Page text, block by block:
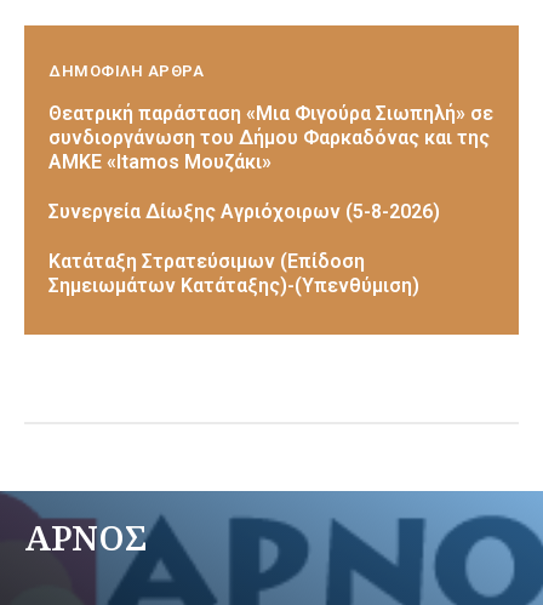
ΔΗΜΟΦΙΛΗ ΑΡΘΡΑ
Θεατρική παράσταση «Μια Φιγούρα Σιωπηλή» σε
συνδιοργάνωση του Δήμου Φαρκαδόνας και της
ΑΜΚΕ «Itamos Μουζάκι»
Συνεργεία Δίωξης Αγριόχοιρων (5-8-2026)
Κατάταξη Στρατεύσιμων (Επίδοση
Σημειωμάτων Κατάταξης)-(Υπενθύμιση)
ΑΡΝΟΣ